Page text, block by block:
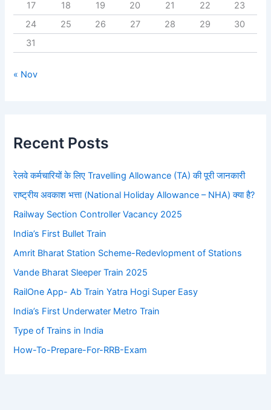
17
18 19 20 21 22
23
24
25 26 27 28 29
30
31
« Nov
Recent Posts
रेलवे कर्मचारियों के लिए Travelling Allowance (TA) की पूरी जानकारी
राष्ट्रीय अवकाश भत्ता (National Holiday Allowance – NHA) क्या है?
Railway Section Controller Vacancy 2025
India’s First Bullet Train
Amrit Bharat Station Scheme-Redevlopment of Stations
Vande Bharat Sleeper Train 2025
RailOne App- Ab Train Yatra Hogi Super Easy
India’s First Underwater Metro Train
Type of Trains in India
How-To-Prepare-For-RRB-Exam